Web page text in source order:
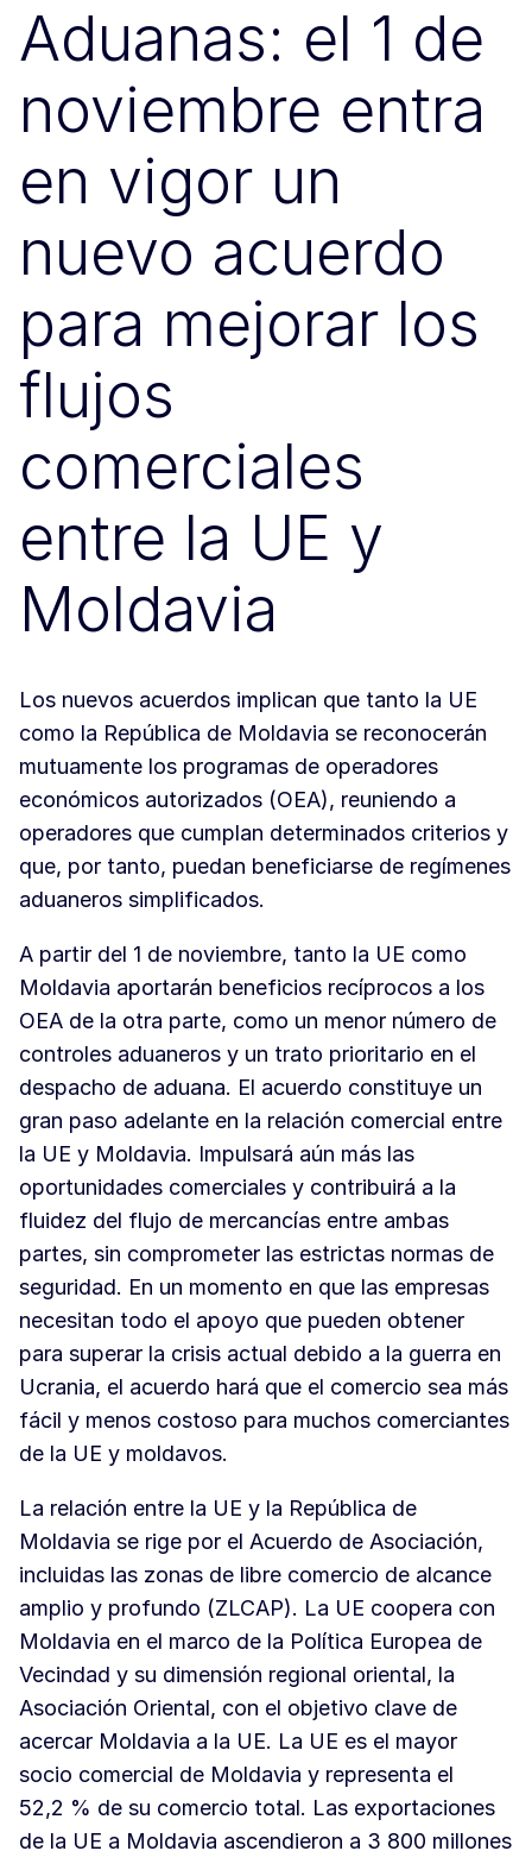
Aduanas: el 1 de
noviembre entra
en vigor un
nuevo acuerdo
para mejorar los
flujos
comerciales
entre la UE y
Moldavia
Los nuevos acuerdos implican que tanto la UE
como la República de Moldavia se reconocerán
mutuamente los programas de operadores
económicos autorizados (OEA), reuniendo a
operadores que cumplan determinados criterios y
que, por tanto, puedan beneficiarse de regímenes
aduaneros simplificados.
A partir del 1 de noviembre, tanto la UE como
Moldavia aportarán beneficios recíprocos a los
OEA de la otra parte, como un menor número de
controles aduaneros y un trato prioritario en el
despacho de aduana. El acuerdo constituye un
gran paso adelante en la relación comercial entre
la UE y Moldavia. Impulsará aún más las
oportunidades comerciales y contribuirá a la
fluidez del flujo de mercancías entre ambas
partes, sin comprometer las estrictas normas de
seguridad. En un momento en que las empresas
necesitan todo el apoyo que pueden obtener
para superar la crisis actual debido a la guerra en
Ucrania, el acuerdo hará que el comercio sea más
fácil y menos costoso para muchos comerciantes
de la UE y moldavos.
La relación entre la UE y la República de
Moldavia se rige por el Acuerdo de Asociación,
incluidas las zonas de libre comercio de alcance
amplio y profundo (ZLCAP). La UE coopera con
Moldavia en el marco de la Política Europea de
Vecindad y su dimensión regional oriental, la
Asociación Oriental, con el objetivo clave de
acercar Moldavia a la UE. La UE es el mayor
socio comercial de Moldavia y representa el
52,2 % de su comercio total. Las exportaciones
de la UE a Moldavia ascendieron a 3 800 millones